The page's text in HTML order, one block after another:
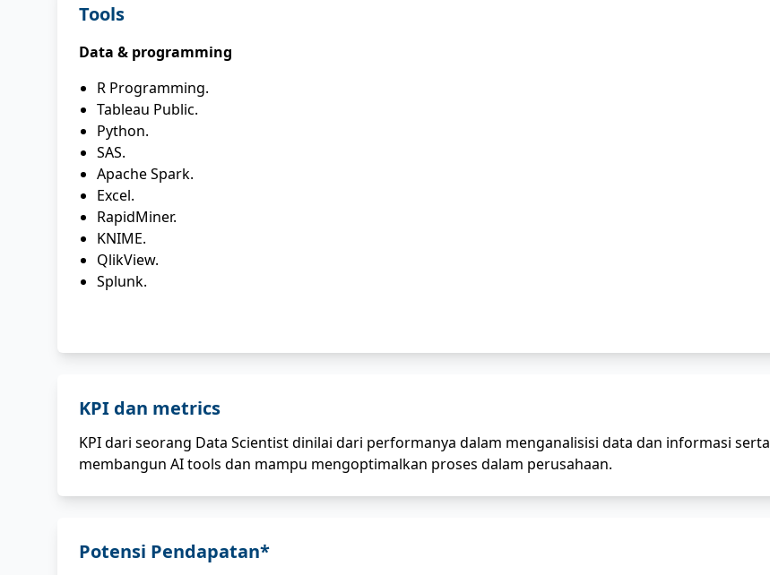
Tools
Data & programming
R Programming.
Tableau Public.
Python.
SAS.
Apache Spark.
Excel.
RapidMiner.
KNIME.
QlikView.
Splunk.
KPI dan metrics
KPI dari seorang Data Scientist dinilai dari performanya dalam menganalisisi data dan informasi serta
membangun AI tools dan mampu mengoptimalkan proses dalam perusahaan.
Potensi Pendapatan*